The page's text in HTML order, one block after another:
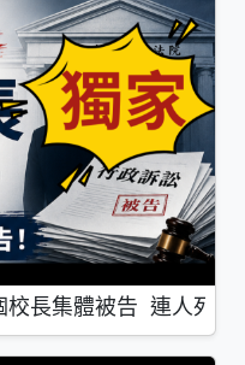
校長集體被告 連人死了